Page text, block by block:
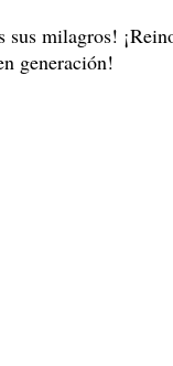
sus milagros!
generación!